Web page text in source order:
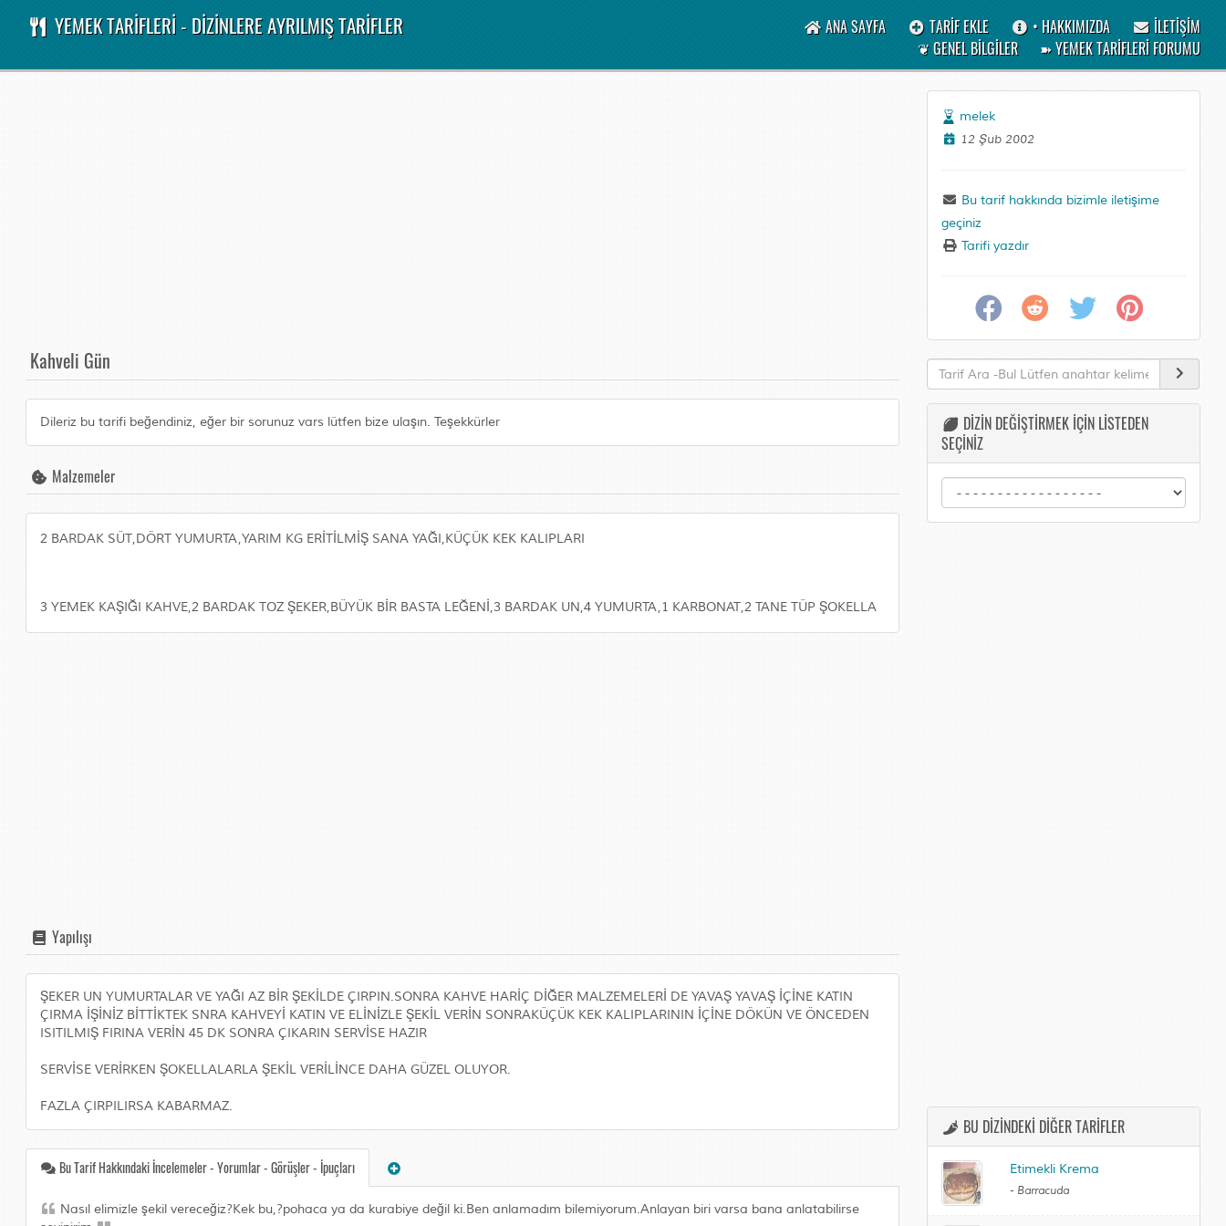
YEMEK TARİFLERİ - DİZİNLERE AYRILMIŞ TARİFLER ANA SAYFA TARİF EKLE • HAKKIMIZDA
İLETİŞİM
❦ GENEL BİLGİLER
➽ YEMEK TARİFLERİ FORUMU
Kahveli Gün
Dileriz bu tarifi beğendiniz, eğer bir sorunuz vars lütfen bize ulaşın. Teşekkürler
Malzemeler
2 BARDAK SÜT,DÖRT YUMURTA,YARIM KG ERİTİLMİŞ SANA YAĞI,KÜÇÜK KEK KALIPLARI
3 YEMEK KAŞIĞI KAHVE,2 BARDAK TOZ ŞEKER,BÜYÜK BİR BASTA LEĞENİ,3 BARDAK UN,4 YUMURTA,1 KARBONAT,2 TANE TÜP ŞOKELLA
Yapılışı
ŞEKER UN YUMURTALAR VE YAĞI AZ BİR ŞEKİLDE ÇIRPIN.SONRA KAHVE HARİÇ DİĞER MALZEMELERİ DE YAVAŞ YAVAŞ İÇİNE KATIN
ÇIRMA İŞİNİZ BİTTİKTEK SNRA KAHVEYİ KATIN VE ELİNİZLE ŞEKİL VERİN SONRAKÜÇÜK KEK KALIPLARININ İÇİNE DÖKÜN VE ÖNCEDEN
ISITILMIŞ FIRINA VERİN 45 DK SONRA ÇIKARIN SERVİSE HAZIR
SERVİSE VERİRKEN ŞOKELLALARLA ŞEKİL VERİLİNCE DAHA GÜZEL OLUYOR.
FAZLA ÇIRPILIRSA KABARMAZ.
Bu Tarif Hakkındaki İncelemeler - Yorumlar - Görüşler - İpuçları
Nasıl elimizle şekil vereceğiz?Kek bu,?pohaca ya da kurabiye değil ki.Ben anlamadım bilemiyorum.Anlayan biri varsa bana anlatabilirse
melek
12 Şub 2002
Bu tarif hakkında bizimle iletişime
geçiniz
Tarifi yazdır
DİZİN DEĞİŞTİRMEK İÇİN LİSTEDEN
SEÇİNİZ
BU DİZİNDEKİ DİĞER TARİFLER
Etimekli Krema
- Barracuda